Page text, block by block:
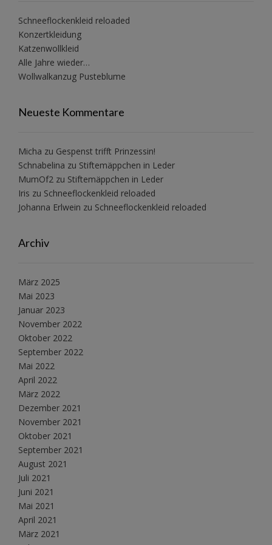
Schneeflockenkleid reloaded
Konzertkleidung
Katzenwollkleid
Alle Jahre wieder…
Wollwalkanzug Pusteblume
Neueste Kommentare
Micha zu Gespenst trifft Prinzessin!
Schnabelina zu Stiftemäppchen in Leder
MumOf2 zu Stiftemäppchen in Leder
Iris zu Schneeflockenkleid reloaded
Johanna Erlwein zu Schneeflockenkleid reloaded
Archiv
März 2025
Mai 2023
Januar 2023
November 2022
Oktober 2022
September 2022
Mai 2022
April 2022
März 2022
Dezember 2021
November 2021
Oktober 2021
September 2021
August 2021
Juli 2021
Juni 2021
Mai 2021
April 2021
März 2021